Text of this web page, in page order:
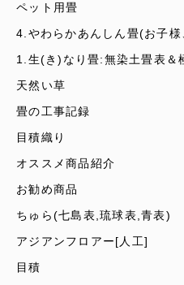
ペット用畳
4.やわらかあんしん畳(お子
1.生(き)なり畳:無染土畳表＆
天然い草
畳の工事記録
目積織り
オススメ商品紹介
お勧め商品
ちゅら(七島表,琉球表,青表)
アジアンフロアー[人工]
目積